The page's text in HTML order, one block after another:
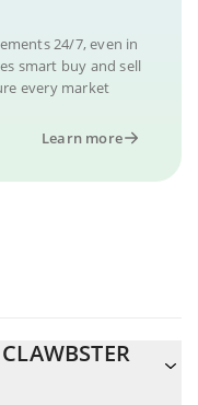
24/7, even in
smart buy and sell
every market
Learn more